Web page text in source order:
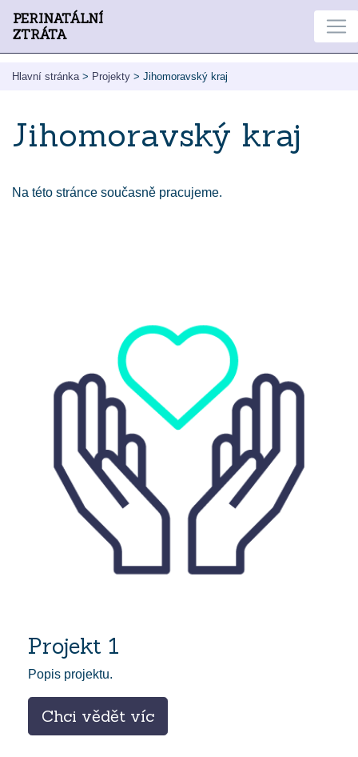
PERINATÁLNÍ
ZTRÁTA
Hlavní stránka> Projekty > Jihomoravský kraj
Jihomoravský kraj
Na této stránce současně pracujeme.
Projekt 1
Popis projektu.
Chci vědět víc